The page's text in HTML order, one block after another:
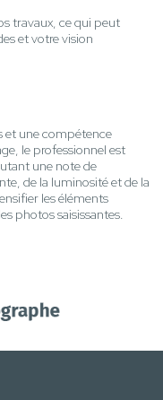
travaux, ce qui peut
et votre vision
et une compétence
le professionnel est
une note de
de la luminosité et de la
les éléments
photos saisissantes.